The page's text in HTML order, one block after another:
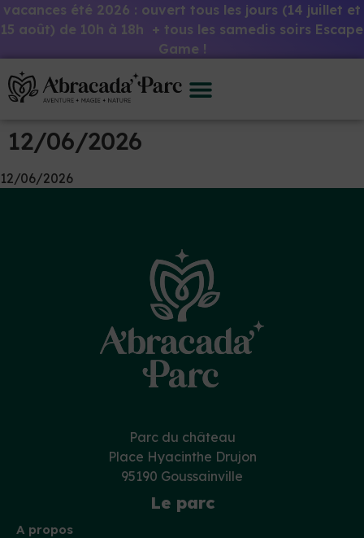
vacances été 2026 : ouvert tous les jours (14 juillet et
15 août) de 10h à 18h + tous les samedis soirs Escape
Game !
12/06/2026
12/06/2026
Parc du château
Place Hyacinthe Drujon
95190 Goussainville
Le parc
A propos